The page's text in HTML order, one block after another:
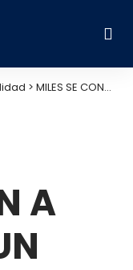
> MILES SE CONVIERTEN A CRISTO EN UN PUEBLO RURAL DE CHINA
A